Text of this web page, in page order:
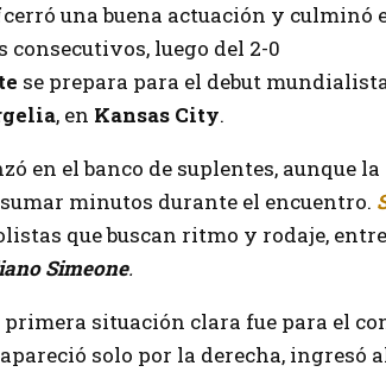
cerró una buena actuación y culminó
luego del 2-0
se prepara para el debut
, en Kansas City.
en el banco de suplentes, aunque la
minutos durante el encuentro.
que buscan ritmo y rodaje, entre
Simeone.
situación clara fue para el
apareció solo por la derecha, ingresó